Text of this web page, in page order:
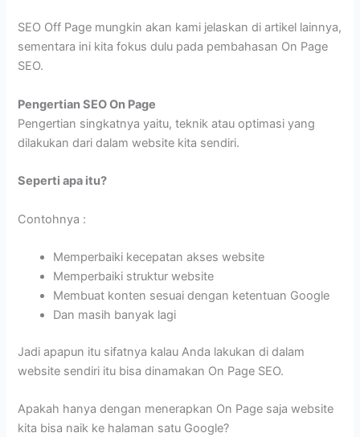
SEO Off Page mungkin akan kami jelaskan di artikel lainnya,
sementara ini kita fokus dulu pada pembahasan On Page
SEO.
Pengertian SEO On Page
Pengertian singkatnya yaitu, teknik atau optimasi yang
dilakukan dari dalam website kita sendiri.
Seperti apa itu?
Contohnya :
Memperbaiki kecepatan akses website
Memperbaiki struktur website
Membuat konten sesuai dengan ketentuan Google
Dan masih banyak lagi
Jadi apapun itu sifatnya kalau Anda lakukan di dalam
website sendiri itu bisa dinamakan On Page SEO.
Apakah hanya dengan menerapkan On Page saja website
kita bisa naik ke halaman satu Google?